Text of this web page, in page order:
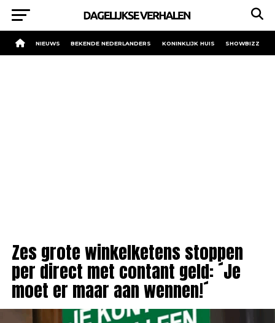
NIEUWS BEKENDE NEDERLANDERS KONINKLIJK HUIS SHOWBIZZ
Zes grote winkelketens stoppen
per direct met contant geld: ´Je
moet er maar aan wennen!´